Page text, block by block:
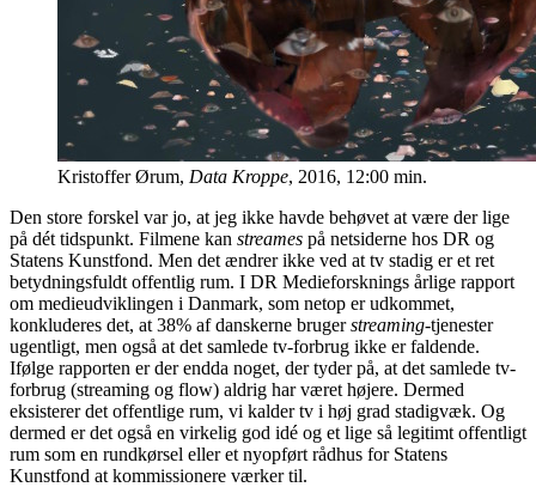
Kristoffer Ørum, Data Kroppe, 2016, 12:00 min.
Den store forskel var jo, at jeg ikke havde behøvet at være der lige
på dét tidspunkt. Filmene kan streames på netsiderne hos DR og
Statens Kunstfond. Men det ændrer ikke ved at tv stadig er et ret
betydningsfuldt offentlig rum. I DR Medieforsknings årlige rapport
om medieudviklingen i Danmark, som netop er udkommet,
konkluderes det, at 38% af danskerne brugerstreaming-tjenester
ugentligt, men også at det samlede tv-forbrug ikke er faldende.
Ifølge rapporten er der endda noget, der tyder på, at det samlede tv-
forbrug (streaming og flow) aldrig har været højere. Dermed
eksisterer det offentlige rum, vi kalder tv i høj grad stadigvæk. Og
dermed er det også en virkelig god idé og et lige så legitimt offentligt
rum som en rundkørsel eller et nyopført rådhus for Statens
Kunstfond at kommissionere værker til.